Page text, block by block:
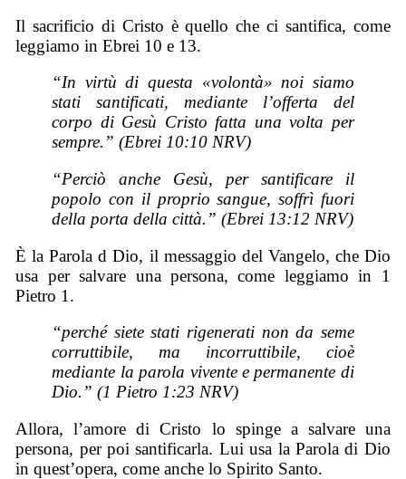
Il sacrificio di Cristo è quello che ci santifica, come
leggiamo in Ebrei 10 e 13.
“In virtù di questa «volontà» noi siamo
stati santificati, mediante l’offerta del
corpo di Gesù Cristo fatta una volta per
sempre.” (Ebrei 10:10 NRV)
“Perciò anche Gesù, per santificare il
popolo con il proprio sangue, soffrì fuori
della porta della città.” (Ebrei 13:12 NRV)
È la Parola d Dio, il messaggio del Vangelo, che Dio
usa per salvare una persona, come leggiamo in 1
Pietro 1.
“perché siete stati rigenerati non da seme
corruttibile, ma incorruttibile, cioè
mediante la parola vivente e permanente di
Dio.” (1 Pietro 1:23 NRV)
Allora, l’amore di Cristo lo spinge a salvare una
persona, per poi santificarla. Lui usa la Parola di Dio
in quest’opera, come anche lo Spirito Santo.